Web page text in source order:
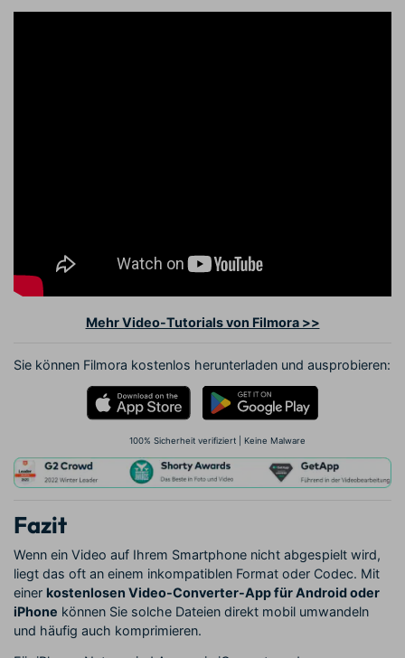
Mehr Video-Tutorials von Filmora >>
Sie können Filmora kostenlos herunterladen und ausprobieren:
100% Sicherheit verifiziert | Keine Malware
Fazit
Wenn ein Video auf Ihrem Smartphone nicht abgespielt wird,
liegt das oft an einem inkompatiblen Format oder Codec. Mit
einer kostenlosen Video-Converter-App für Android oder
iPhone können Sie solche Dateien direkt mobil umwandeln
und häufig auch komprimieren.